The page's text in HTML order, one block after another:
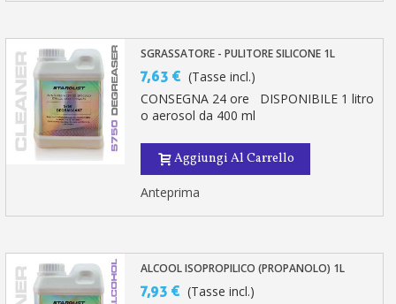
SGRASSATORE - PULITORE SILICONE 1L
7,63 € (Tasse incl.)
CONSEGNA 24 ore DISPONIBILE 1 litro
o aerosol da 400 ml
Aggiungi Al Carrello
Anteprima
ALCOOL ISOPROPILICO (PROPANOLO) 1L
7,93 € (Tasse incl.)